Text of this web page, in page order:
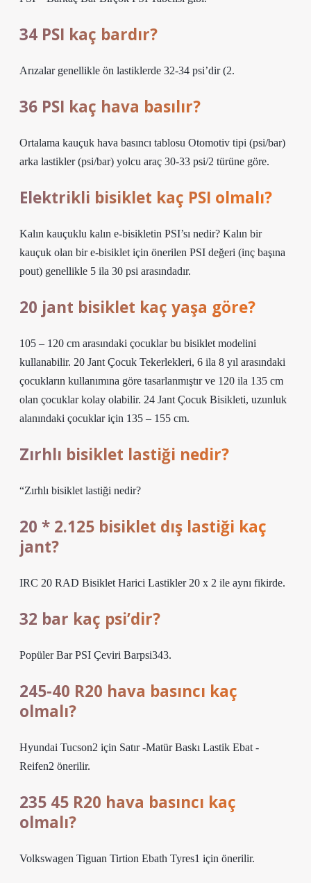
34 PSI kaç bardır?
Arızalar genellikle ön lastiklerde 32-34 psi’dir (2.
36 PSI kaç hava basılır?
Ortalama kauçuk hava basıncı tablosu Otomotiv tipi (psi/bar)
arka lastikler (psi/bar) yolcu araç 30-33 psi/2 türüne göre.
Elektrikli bisiklet kaç PSI olmalı?
Kalın kauçuklu kalın e-bisikletin PSI’sı nedir? Kalın bir
kauçuk olan bir e-bisiklet için önerilen PSI değeri (inç başına
pout) genellikle 5 ila 30 psi arasındadır.
20 jant bisiklet kaç yaşa göre?
105 – 120 cm arasındaki çocuklar bu bisiklet modelini
kullanabilir. 20 Jant Çocuk Tekerlekleri, 6 ila 8 yıl arasındaki
çocukların kullanımına göre tasarlanmıştır ve 120 ila 135 cm
olan çocuklar kolay olabilir. 24 Jant Çocuk Bisikleti, uzunluk
alanındaki çocuklar için 135 – 155 cm.
Zırhlı bisiklet lastiği nedir?
“Zırhlı bisiklet lastiği nedir?
20 * 2.125 bisiklet dış lastiği kaç
jant?
IRC 20 RAD Bisiklet Harici Lastikler 20 x 2 ile aynı fikirde.
32 bar kaç psi’dir?
Popüler Bar PSI Çeviri Barpsi343.
245-40 R20 hava basıncı kaç
olmalı?
Hyundai Tucson2 için Satır -Matür Baskı Lastik Ebat -
Reifen2 önerilir.
235 45 R20 hava basıncı kaç
olmalı?
Volkswagen Tiguan Tirtion Ebath Tyres1 için önerilir.